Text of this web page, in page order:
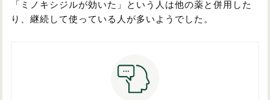
「ミノキシジルが効いた」という人は他の薬と併用した
り、継続して使っている人が多いようでした。